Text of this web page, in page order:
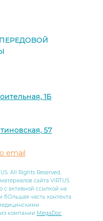
1Б
57
email
All Rights Reserved.
сайта VIRTUS
с активной ссылкой на
бОльшая часть контента
компании MegaDoc